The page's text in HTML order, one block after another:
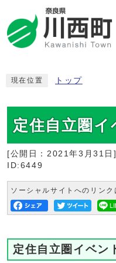
現在位置 トップ
定住自立圏イ
[公開日： 2021年3月31日 ]
ID:6449
ソーシャルサイトへのリン
定住自立圏イベン